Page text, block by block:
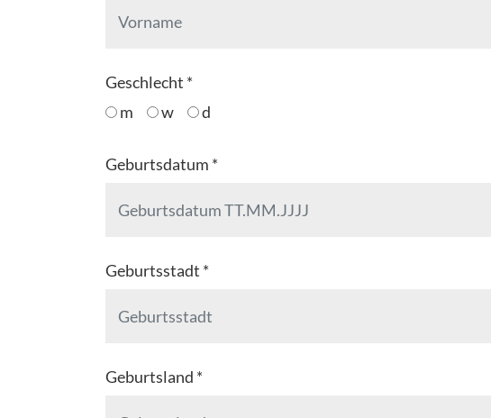
Geschlecht *
m
w d
Geburtsdatum *
Geburtsstadt *
Geburtsland *